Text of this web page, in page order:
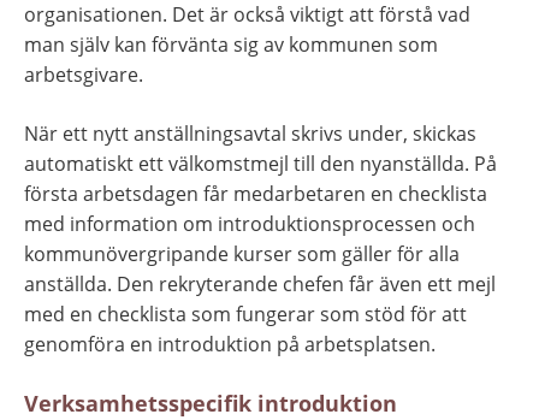
organisationen. Det är också viktigt att förstå vad
man själv kan förvänta sig av kommunen som
arbetsgivare.
När ett nytt anställningsavtal skrivs under, skickas
automatiskt ett välkomstmejl till den nyanställda. På
första arbetsdagen får medarbetaren en checklista
med information om introduktionsprocessen och
kommunövergripande kurser som gäller för alla
anställda. Den rekryterande chefen får även ett mejl
med en checklista som fungerar som stöd för att
genomföra en introduktion på arbetsplatsen.
Verksamhetsspecifik introduktion